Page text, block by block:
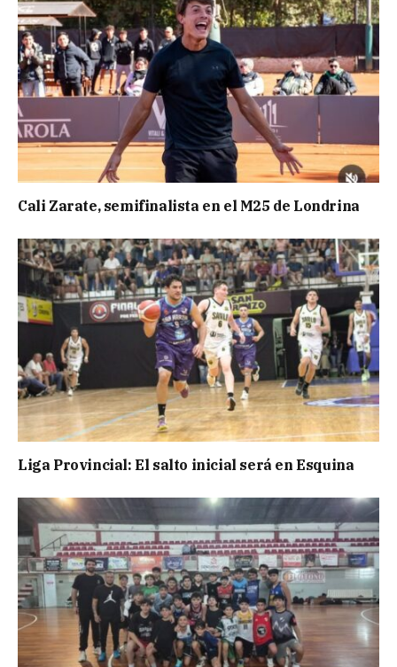
Cali Zarate, semifinalista en el M25 de Londrina
Liga Provincial: El salto inicial será en Esquina